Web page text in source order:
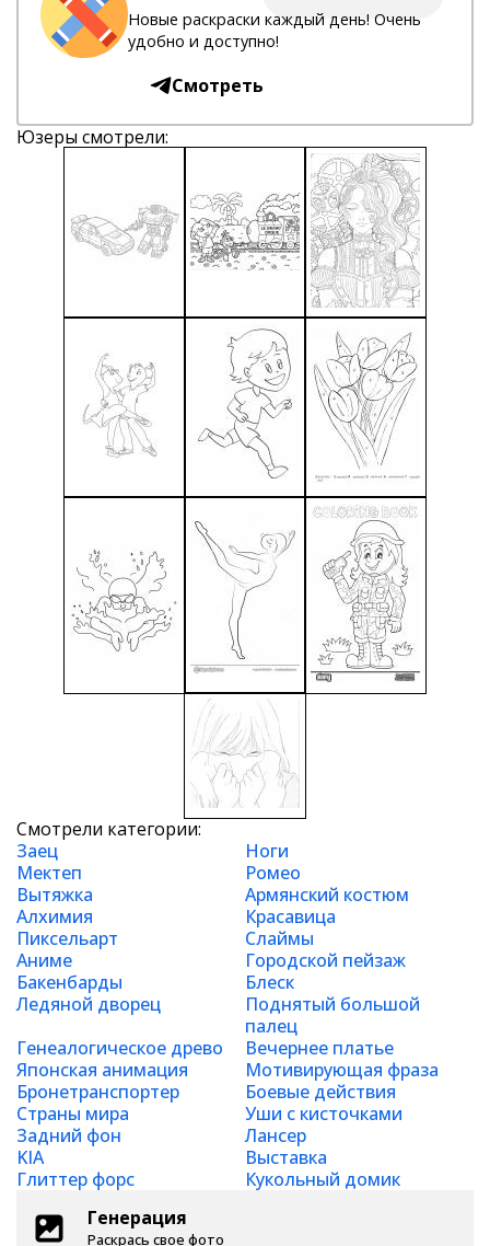
Новые раскраски каждый день! Очень
удобно и доступно!
Смотреть
Юзеры смотрели:
Смотрели категории:
Заец
Ноги
Мектеп
Ромео
Вытяжка
Армянский костюм
Алхимия
Красавица
Пиксельарт
Слаймы
Аниме
Городской пейзаж
Бакенбарды
Блеск
Ледяной дворец
Поднятый большой
палец
Генеалогическое древо
Вечернее платье
Японская анимация
Мотивирующая фраза
Бронетранспортер
Боевые действия
Страны мира
Уши с кисточками
Задний фон
Лансер
KIA
Выставка
Глиттер форс
Кукольный домик
Генерация
Раскрась свое фото